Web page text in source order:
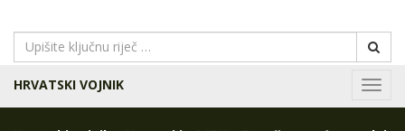
HRVATSKI VOJNIK